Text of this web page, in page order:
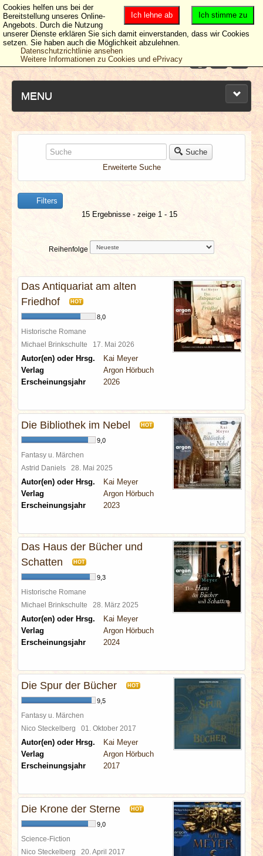
MENU
NEUESTE ARTIKEL
NEWS & DATES
BERICHTE
VERLOSUNGEN
SPECIALS
REDAKTION
LINKS
Suche
Erweiterte Suche
Filters
15 Ergebnisse - zeige 1 - 15
Reihenfolge
Das Antiquariat am alten
Friedhof
HOT
8,0
Historische Romane
Michael Brinkschulte 17. Mai 2026
Autor(en) oder Hrsg.
Kai Meyer
Verlag
Argon Hörbuch
Erscheinungsjahr
2026
Die Bibliothek im Nebel HOT
9,0
Fantasy u. Märchen
Astrid Daniels 28. Mai 2025
Autor(en) oder Hrsg.
Kai Meyer
Verlag
Argon Hörbuch
Erscheinungsjahr
2023
Das Haus der Bücher und
Schatten
HOT
9,3
Historische Romane
Michael Brinkschulte 28. März 2025
Autor(en) oder Hrsg.
Kai Meyer
Verlag
Argon Hörbuch
Erscheinungsjahr
2024
Die Spur der Bücher HOT
9,5
Fantasy u. Märchen
Nico Steckelberg 01. Oktober 2017
Autor(en) oder Hrsg.
Kai Meyer
Verlag
Argon Hörbuch
Erscheinungsjahr
2017
Die Krone der Sterne HOT
9,0
Science-Fiction
Nico Steckelberg 20. April 2017
Ich stimme zu
Ich lehne ab
Cookies helfen uns bei der
Bereitstellung unseres Online-
Angebots. Durch die Nutzung
unserer Dienste erklären Sie sich damit einverstanden, dass wir Cookies
setzen. Sie haben auch die Möglichkeit abzulehnen.
Datenschutzrichtlinie ansehen
Weitere Informationen zu Cookies und ePrivacy